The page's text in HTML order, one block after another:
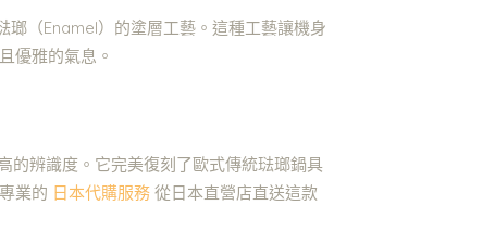
（Enamel）的塗層工藝。這種工藝讓機身
優雅的氣息。
的辨識度。它完美復刻了歐式傳統琺瑯鍋具
業的 日本代購服務從日本直營店直送這款